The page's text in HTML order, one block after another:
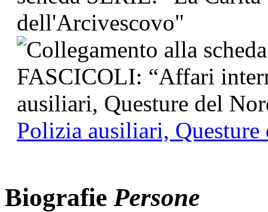
Polizia ausiliari, Questure
Biografie Persone